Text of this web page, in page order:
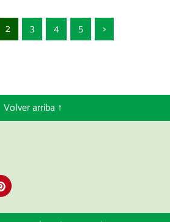
2 3 4 5 >
Volver arriba ↑